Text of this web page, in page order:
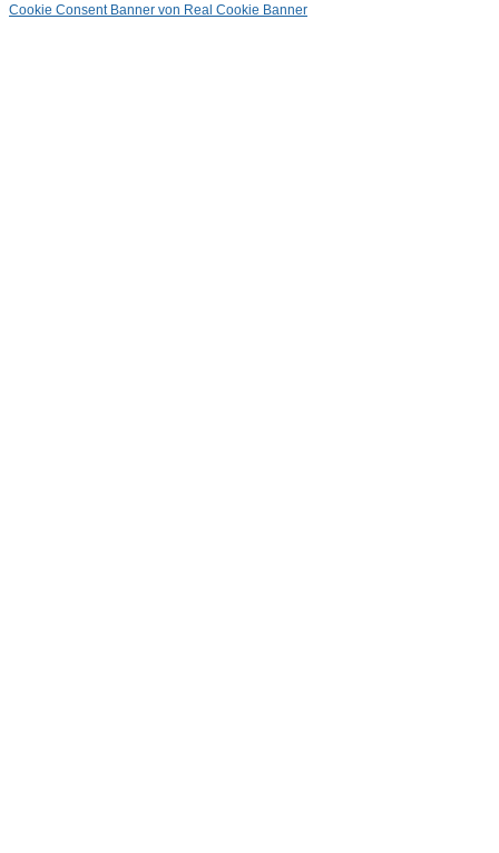
Cookie Consent Banner von Real Cookie Banner